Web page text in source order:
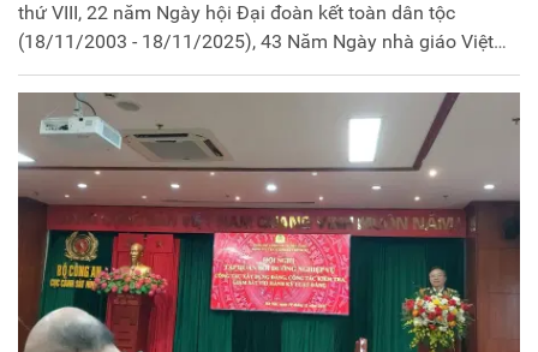
thứ VIII, 22 năm Ngày hội Đại đoàn kết toàn dân tộc
(18/11/2003 - 18/11/2025), 43 Năm Ngày nhà giáo Việt
Nam (20/11/1982 - 20/11/2025)